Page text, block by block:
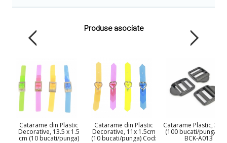
Produse asociate
Catarame din Plastic
Decorative, 13.5 x 1.5
cm (10 bucati/punga)
Catarame din Plastic
Decorative, 11x 1.5cm
(10 bucati/punga) Cod:
Catarame Plastic, 38
(100 bucati/
BCK-A013